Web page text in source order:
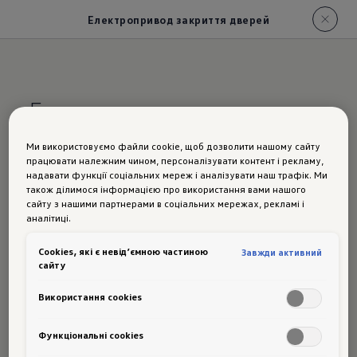
Електропривод закриття дверей
Електропривод закриття
Навчає
розсудливос
тіщодо
Ми використовуємо файли cookie, щоб дозволити нашому сайту
працювати належним чином, персоналізувати контент і рекламу,
надавати функції соціальних мереж і аналізувати наш трафік. Ми
також ділимося інформацією про використання вами нашого
сайту з нашими партнерами в соціальних мережах, рекламі і
аналітиці.
Сookies, які є невід’ємною частиною
сайту
Завжди активний
Використання cookies
Функціональні cookies